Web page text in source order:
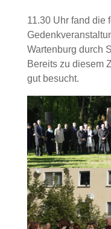
11.30 Uhr fand die
Wartenburg durch
Bereits zu diesem
gut besucht.